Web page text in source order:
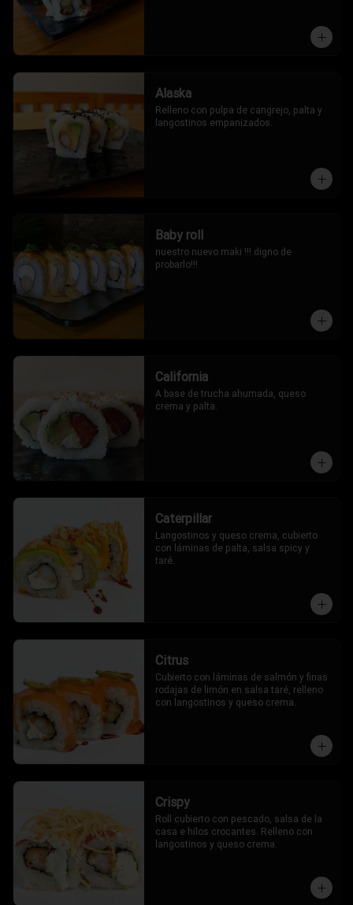
Alaska
Relleno con pulpa de cangrejo, palta y
langostinos empanizados.
Baby roll
nuestro nuevo maki !!! digno de
probarlo!!!
California
A base de trucha ahumada, queso
crema y palta.
Caterpillar
Langostinos y queso crema, cubierto
con láminas de palta, salsa spicy y
taré.
Citrus
Cubierto con láminas de salmón y finas
rodajas de limón en salsa taré, relleno
con langostinos y queso crema.
Crispy
Roll cubierto con pescado, salsa de la
casa e hilos crocantes. Relleno con
langostinos y queso crema.